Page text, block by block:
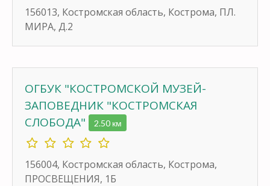
156013, Костромская область, Кострома, ПЛ.
МИРА, Д.2
ОГБУК "КОСТРОМСКОЙ МУЗЕЙ-
ЗАПОВЕДНИК "КОСТРОМСКАЯ
СЛОБОДА"
2.50 км
156004, Костромская область, Кострома,
ПРОСВЕЩЕНИЯ, 1Б